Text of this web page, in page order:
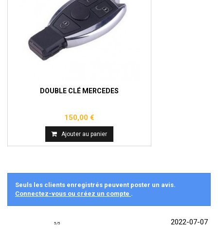
DOUBLE CLÉ MERCEDES
150,00 €
Ajouter au panier
Seuls les clients enregistrés peuvent poster un avis.
Connectez-vous ou créez un compte .
5/5 2022-07-07